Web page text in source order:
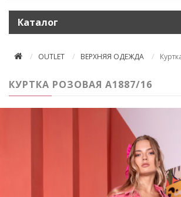
Каталог
OUTLET ВЕРХНЯЯ ОДЕЖДА
КУРТКА РОЗОВАЯ A1887/16